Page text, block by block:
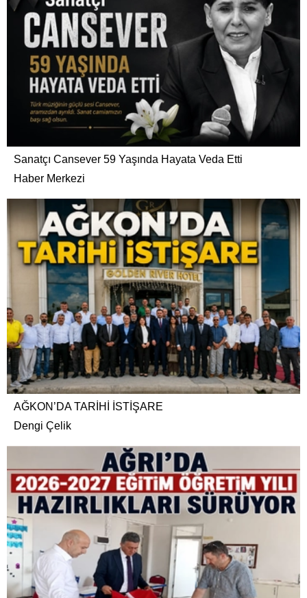
Sanatçı Cansever 59 Yaşında Hayata Veda Etti
Haber Merkezi
AĞKON’DA TARİHİ İSTİŞARE
Dengi Çelik